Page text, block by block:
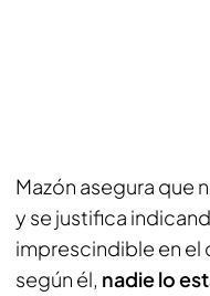
Mazón asegura que
y se justifica
imprescindible en el
según él, nadie lo